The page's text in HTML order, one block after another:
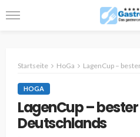
Startseite HoGa LagenCup –
HOGA
LagenCup –
Deutschlands